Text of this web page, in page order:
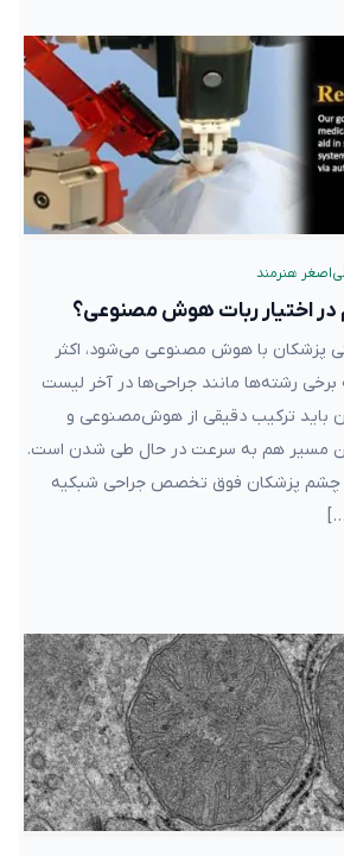
هنرمند
اختیار ربات هوش مصنوعی؟
پزشکان با هوش مصنوعی می‌شود، اکثر
رشته‌ها مانند جراحی‌ها در آخر لیست
باید ترکیب دقیقی از هوش‌مصنوعی و
این مسیر هم به سرعت در حال طی شدن است.
چشم پزشکان فوق تخصص جراحی شبکیه